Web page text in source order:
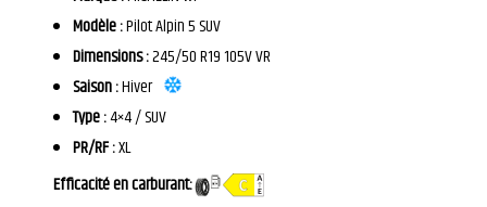
Modèle :Pilot Alpin 5 SUV
Dimensions :245/50 R19 105V VR
Saison :Hiver
Type :4×4 / SUV
PR/RF :XL
Efficacité en carburant: